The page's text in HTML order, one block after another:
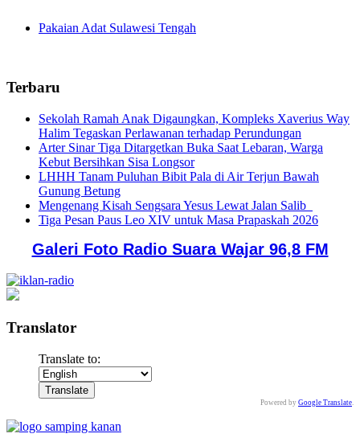
Pakaian Adat Sulawesi Tengah
Terbaru
Sekolah Ramah Anak Digaungkan, Kompleks Xaverius Way
Halim Tegaskan Perlawanan terhadap Perundungan
Arter Sinar Tiga Ditargetkan Buka Saat Lebaran, Warga
Kebut Bersihkan Sisa Longsor
LHHH Tanam Puluhan Bibit Pala di Air Terjun Bawah
Gunung Betung
Mengenang Kisah Sengsara Yesus Lewat Jalan Salib
Tiga Pesan Paus Leo XIV untuk Masa Prapaskah 2026
Galeri Foto Radio Suara Wajar 96,8 FM
Translator
Translate to:
Powered by Google Translate